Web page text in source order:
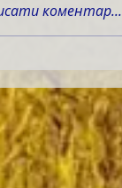
коментар...